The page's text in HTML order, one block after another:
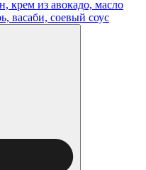
крем из авокадо, масло
васаби, соевый соус